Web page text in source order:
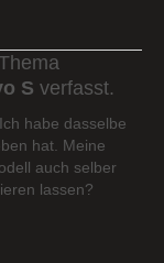
S verfasst.
habe dasselbe
hat. Meine
auch selber
lassen?